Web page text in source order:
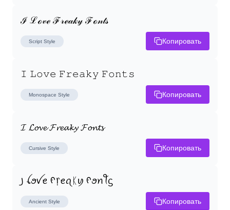
ℐ ℒℴ𝓋ℯ ℱ𝓇ℯ𝒶𝓀𝓎 ℱℴ𝓃𝓉𝓈
Script Style Копировать
𝙸 𝙻𝚘𝚟𝚎 𝙵𝚛𝚎𝚊𝚔𝚢 𝙵𝚘𝚗𝚝𝚜
Monospace Style Копировать
𝓘 𝓛𝓸𝓿𝓮 𝓕𝓻𝓮𝓪𝓴𝔂 𝓕𝓸𝓷𝓽𝓼
Cursive Style Копировать
꠸ ꪶꪮꪜꫀ ᠻ᥅ꫀꪖᛕꪗ ᠻꪮꪀꪻᦓ
Ancient Style Копировать